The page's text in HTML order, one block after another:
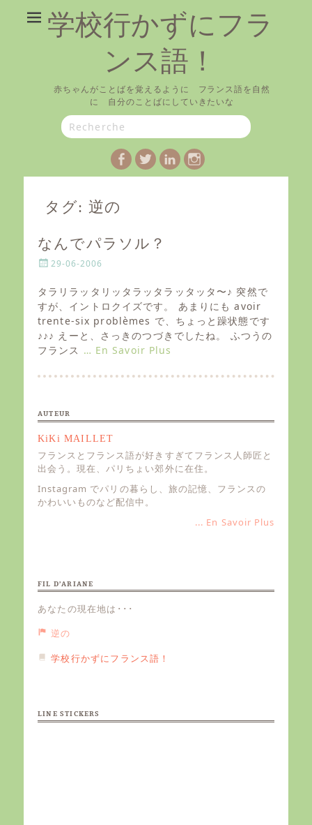
学校行かずにフラ
ンス語！
赤ちゃんがことばを覚えるように フランス語を自然
に 自分のことばにしていきたいな
Search
for:
Facebook
TwitterLinkedIn
Instagram
タグ: 逆の
なんでパラソル？
P
s
t
e
d
o
n
29-06-2006
タラリラッタリッタラッタラッタッタ〜♪ 突然で
すが、イントロクイズです。 あまりにも avoir
trente-six problèmes で、ちょっと躁状態です
♪♪♪ えーと、さっきのつづきでしたね。 ふつうの
フランス … En Savoir Plus
AUTEUR
KiKi MAILLET
フランスとフランス語が好きすぎてフランス人師匠と
出会う。現在、パリちょい郊外に在住。
Instagram でパリの暮らし、旅の記憶、フランスの
かわいいものなど配信中。
... En Savoir Plus
FIL D’ARIANE
あなたの現在地は･･･
逆の
学校行かずにフランス語！
LINE STICKERS